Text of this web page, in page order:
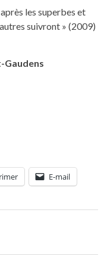
les superbes et
suivront » (2009)
Gaudens
E-mail